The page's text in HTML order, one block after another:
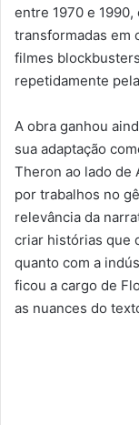
entre 1970 e
transformadas em
filmes
repetidamente
A obra ganhou
sua adaptação
Theron ao lado de
por trabalhos no
relevância da
criar histórias que
quanto com a
ficou a cargo de
as nuances do